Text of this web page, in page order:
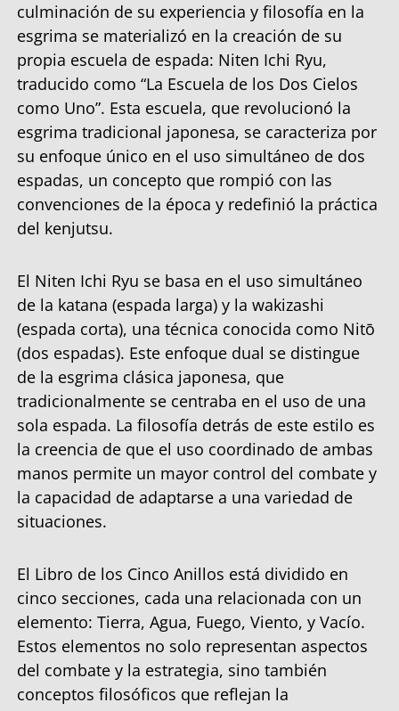
culminación de su experiencia y filosofía en la
esgrima se materializó en la creación de su
propia escuela de espada: Niten Ichi Ryu,
traducido como “La Escuela de los Dos Cielos
como Uno”. Esta escuela, que revolucionó la
esgrima tradicional japonesa, se caracteriza por
su enfoque único en el uso simultáneo de dos
espadas, un concepto que rompió con las
convenciones de la época y redefinió la práctica
del kenjutsu.
El Niten Ichi Ryu se basa en el uso simultáneo
de la katana (espada larga) y la wakizashi
(espada corta), una técnica conocida como Nitō
(dos espadas). Este enfoque dual se distingue
de la esgrima clásica japonesa, que
tradicionalmente se centraba en el uso de una
sola espada. La filosofía detrás de este estilo es
la creencia de que el uso coordinado de ambas
manos permite un mayor control del combate y
la capacidad de adaptarse a una variedad de
situaciones.
El Libro de los Cinco Anillos está dividido en
cinco secciones, cada una relacionada con un
elemento: Tierra, Agua, Fuego, Viento, y Vacío.
Estos elementos no solo representan aspectos
del combate y la estrategia, sino también
conceptos filosóficos que reflejan la